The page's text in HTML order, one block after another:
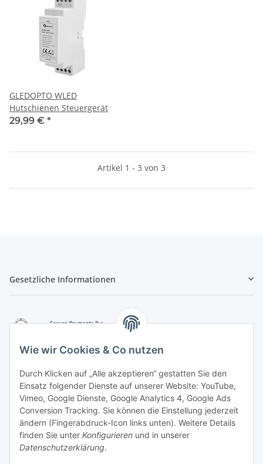
Wie wir Cookies & Co nutzen
Durch Klicken auf „Alle akzeptieren“ gestatten Sie den
Einsatz folgender Dienste auf unserer Website: YouTube,
Vimeo, Google Dienste, Google Analytics 4, Google Ads
Conversion Tracking. Sie können die Einstellung jederzeit
ändern (Fingerabdruck-Icon links unten). Weitere Details
finden Sie unter Konfigurieren und in unserer
Datenschutzerklärung.
GLEDOPTO WLED
Hutschienen Steuergerät
29,99 € *
Artikel 1 - 3 von 3
Gesetzliche Informationen
Vorkasse per Überweisung
Zahlung per PayPal
Zahlung per Google Pay (PayPal)
Zahlung per Apple Pay (PayPal)
Zahlung per amazon payments